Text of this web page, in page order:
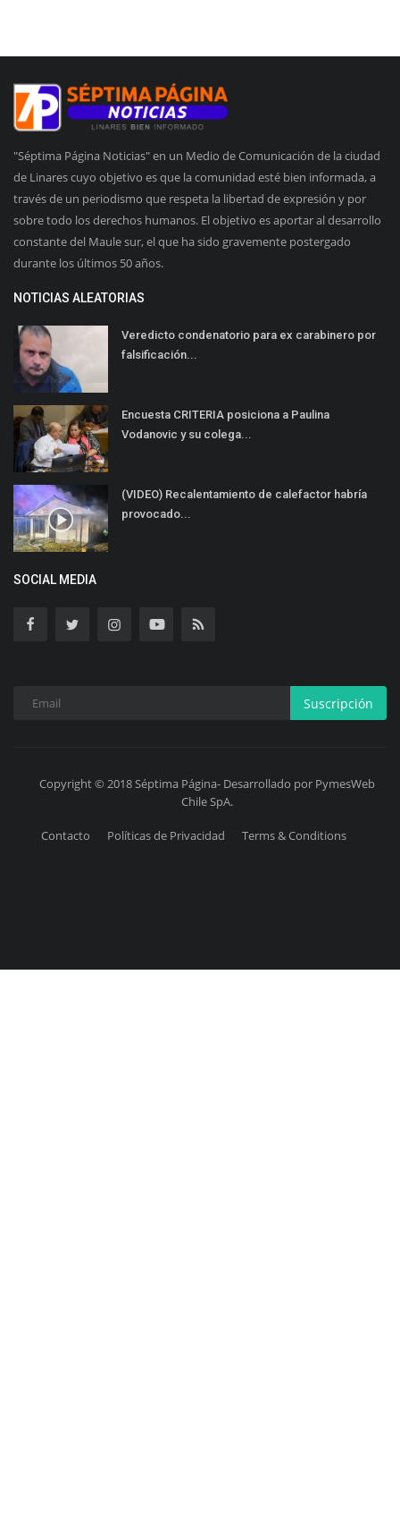
"Séptima Página Noticias" en un Medio de Comunicación de la ciudad
de Linares cuyo objetivo es que la comunidad esté bien informada, a
través de un periodismo que respeta la libertad de expresión y por
sobre todo los derechos humanos. El objetivo es aportar al desarrollo
constante del Maule sur, el que ha sido gravemente postergado
durante los últimos 50 años.
NOTICIAS ALEATORIAS
Veredicto condenatorio para ex carabinero por
falsificación...
Encuesta CRITERIA posiciona a Paulina
Vodanovic y su colega...
(VIDEO) Recalentamiento de calefactor habría
provocado...
SOCIAL MEDIA
Suscripción
Copyright © 2018 Séptima Página- Desarrollado por PymesWeb
Chile SpA.
Contacto Políticas de Privacidad Terms & Conditions